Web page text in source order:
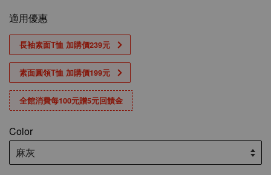
適用優惠
長袖素面T恤 加購價239元
素面圓領T恤 加購價199元
全館消費每100元贈5元回饋金
Color